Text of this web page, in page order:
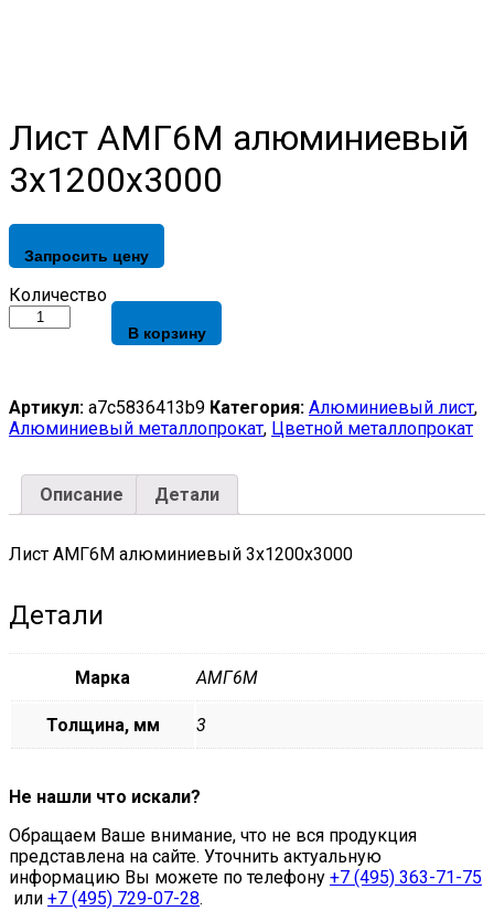
Лист АМГ6М алюминиевый
3х1200х3000
Запросить цену
Лист
АМГ6М
алюминиевый
Количество
В корзину
Артикул: a7c5836413b9 Категория: Алюминиевый лист,
Алюминиевый металлопрокат, Цветной металлопрокат
Описание Детали
Лист АМГ6М алюминиевый 3х1200х3000
Детали
Марка АМГ6М
Толщина, мм 3
Не нашли что искали?
Обращаем Ваше внимание, что не вся продукция
представлена на сайте. Уточнить актуальную
информацию Вы можете по телефону +7 (495) 363-71-75
или +7 (495) 729-07-28.